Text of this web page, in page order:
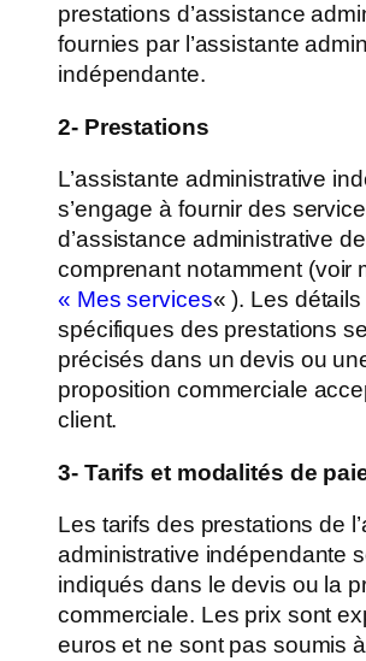
prestations d’assistance
fournies par l’assistante
indépendante.
2- Prestations
L’assistante administrative
s’engage à fournir des
d’assistance administrative
comprenant notamment (voir
« Mes services« ). Les détails
spécifiques des prestations
précisés dans un devis ou
proposition commerciale
client.
3- Tarifs et modalités de
Les tarifs des prestations de
administrative indépendante
indiqués dans le devis ou la
commerciale. Les prix sont
euros et ne sont pas soumis